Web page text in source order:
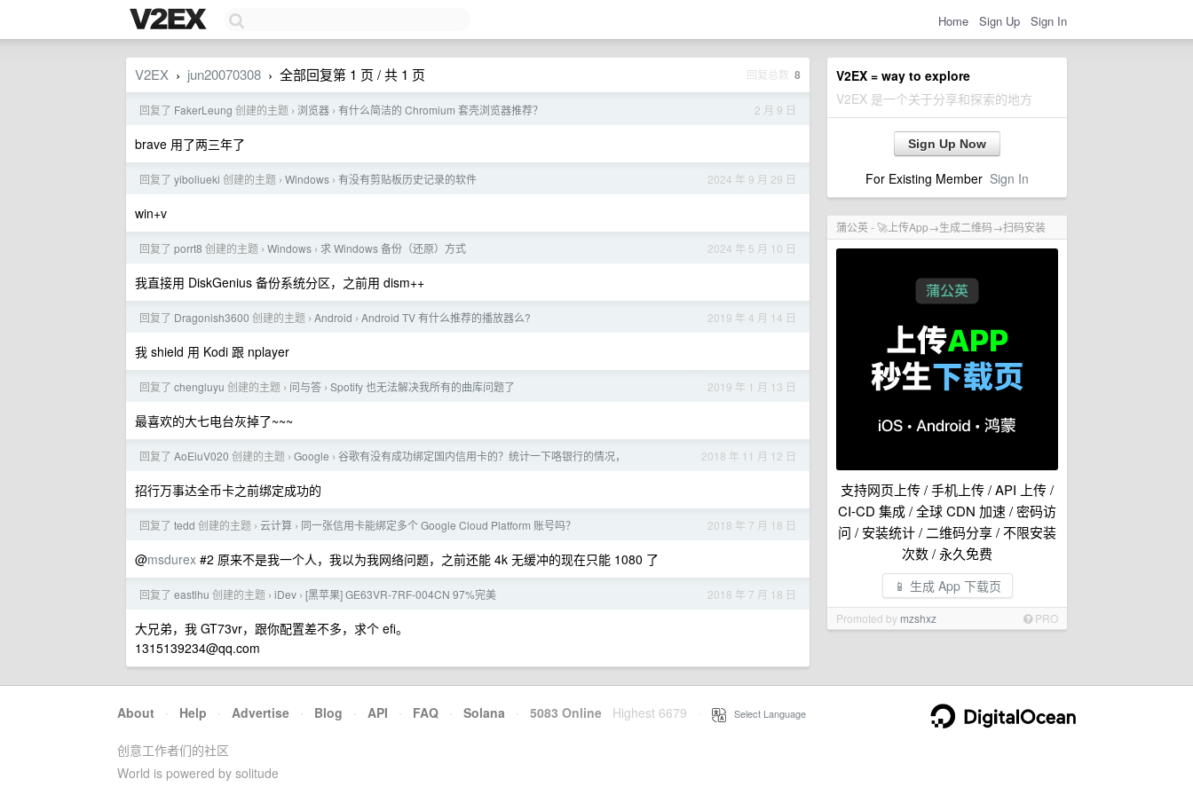
Home Sign Up Sign In
V2EX = way to explore
V2EX 是一个关于分享和探索的地方
Sign Up Now
For Existing Member Sign In
蒲公英 - 🚀上传App→生成二维码→扫码安装
支持网页上传 / 手机上传 / API 上传 /
CI-CD 集成 / 全球 CDN 加速 / 密码访
问 / 安装统计 / 二维码分享 / 不限安装
次数 / 永久免费
📱 生成 App 下载页
Promoted by mzshxz PRO
V2EX › jun20070308 › 全部回复第 1 页 / 共 1 页 回复总数 8
2 月 9 日
回复了 FakerLeung 创建的主题 › 浏览器 › 有什么简洁的 Chromium 套壳浏览器推荐？
brave 用了两三年了
2024 年 9 月 29 日
回复了 yiboliueki 创建的主题 › Windows › 有没有剪贴板历史记录的软件
win+v
2024 年 5 月 10 日
回复了 porrt8 创建的主题 › Windows › 求 Windows 备份（还原）方式
我直接用 DiskGenius 备份系统分区，之前用 dism++
2019 年 4 月 14 日
回复了 Dragonish3600 创建的主题 › Android › Android TV 有什么推荐的播放器么?
我 shield 用 Kodi 跟 nplayer
2019 年 1 月 13 日
回复了 chengluyu 创建的主题 › 问与答 › Spotify 也无法解决我所有的曲库问题了
最喜欢的大七电台灰掉了~~~
2018 年 11 月 12 日
回复了 AoEiuV020 创建的主题 › Google › 谷歌有没有成功绑定国内信用卡的？统计一下咯银行的情况，
招行万事达全币卡之前绑定成功的
2018 年 7 月 18 日
回复了 tedd 创建的主题 › 云计算 › 同一张信用卡能绑定多个 Google Cloud Platform 账号吗？
@msdurex #2 原来不是我一个人，我以为我网络问题，之前还能 4k 无缓冲的现在只能 1080 了
2018 年 7 月 18 日
回复了 eastlhu 创建的主题 › iDev › [黑苹果] GE63VR-7RF-004CN 97%完美
大兄弟，我 GT73vr，跟你配置差不多，求个 efi。
1315139234@qq.com
About · Help · Advertise · Blog · API · FAQ · Solana · 5083 Online Highest 6679 Select Language
创意工作者们的社区
World is powered by solitude